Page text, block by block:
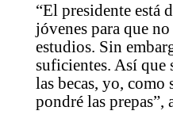
“El presidente está
jóvenes para que
estudios. Sin
suficientes. Así que
las becas, yo, como
pondré las prepas”,